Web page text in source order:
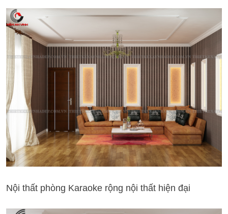
Nội thất phòng Karaoke rộng nội thất hiện đại